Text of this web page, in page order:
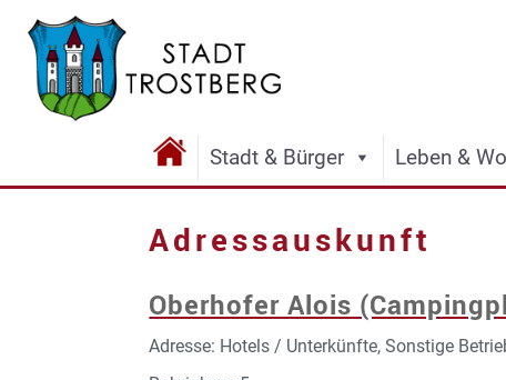
Stadt & Bürger Leben &
Adressauskunft
Oberhofer Alois
Adresse: Hotels / Unterkünfte, Sonstige